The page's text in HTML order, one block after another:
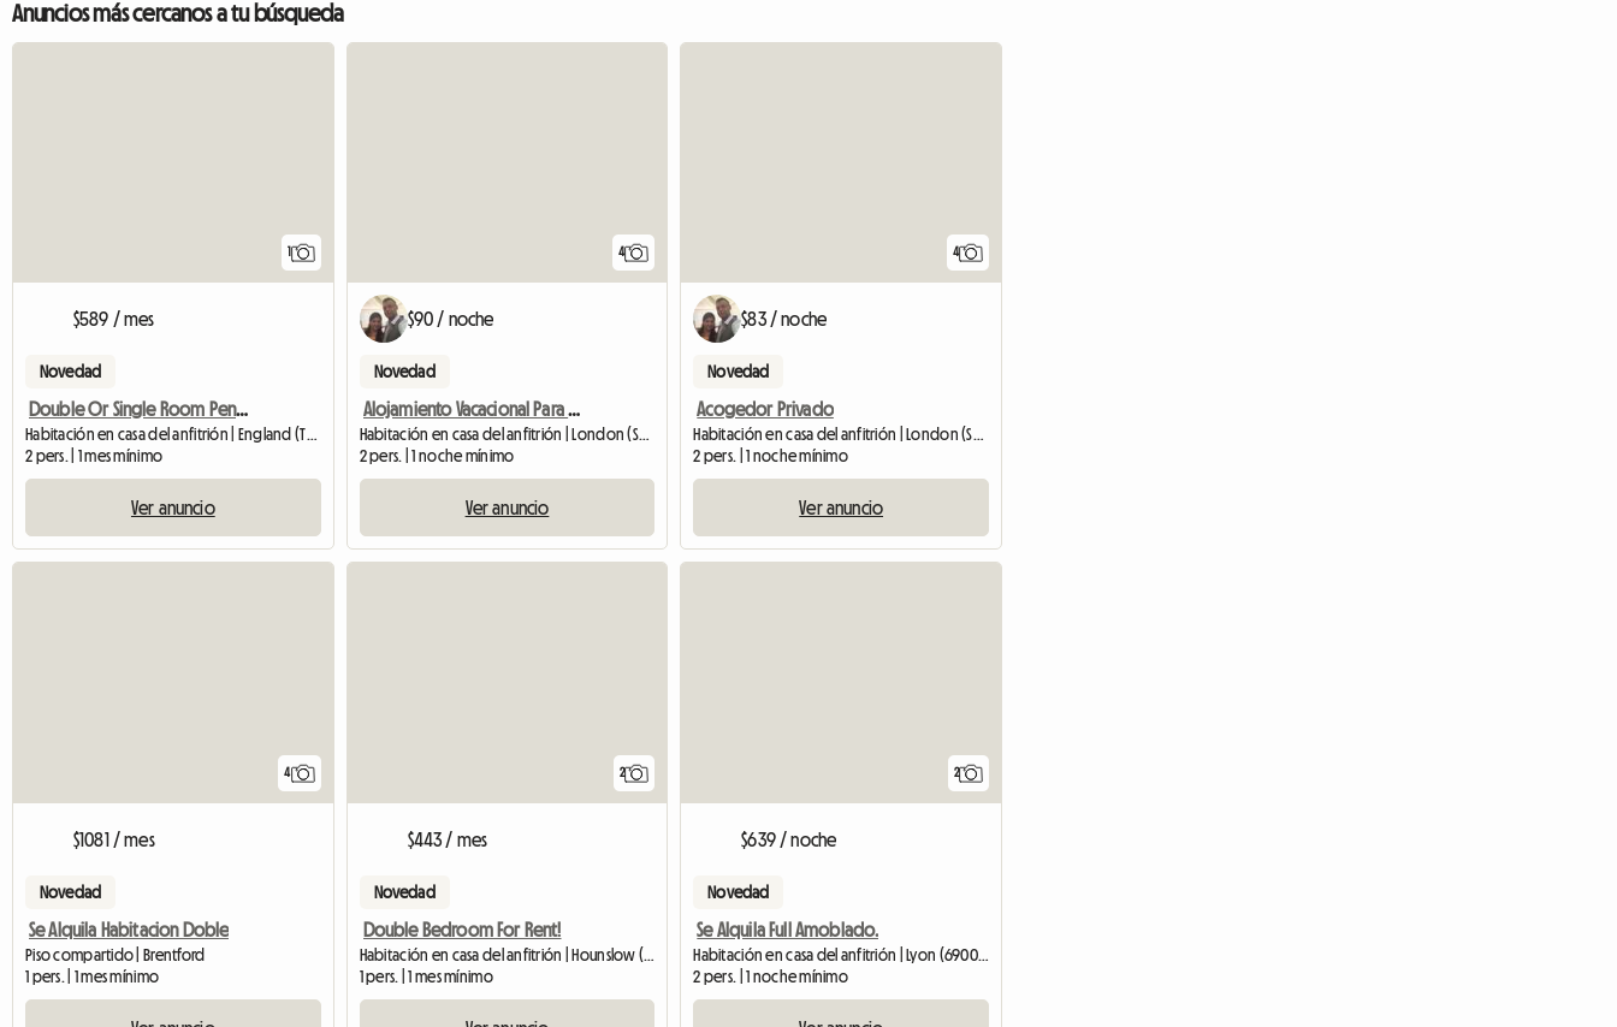
Anuncios más cercanos a tu búsqueda
$589 / mes
Novedad
Double Or Single Room Penryn
Habitación en casa del anfitrión | England (TR10 8RR)
2 pers. | 1 mes mínimo
Ver anuncio
4
$90 / noche
Novedad
Alojamiento Vacacional Para Turistas
Habitación en casa del anfitrión | London (SE18 6EU)
2 pers. | 1 noche mínimo
Ver anuncio
4
$83 / noche
Novedad
Acogedor Privado
Habitación en casa del anfitrión | London (SE18 6LZ)
2 pers. | 1 noche mínimo
Ver anuncio
4
$1081 / mes
Novedad
Se Alquila Habitacion Doble
Piso compartido | Brentford
1 pers. | 1 mes mínimo
2
$443 / mes
Novedad
Double Bedroom For Rent!
1 pers. | 1 mes mínimo
2
$639 / noche
Novedad
Se Alquila Full Amoblado.
Habitación en casa del anfitrión | Lyon (69007)
2 pers. | 1 noche mínimo